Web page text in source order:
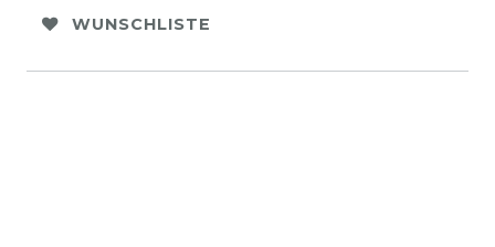
WUNSCHLISTE